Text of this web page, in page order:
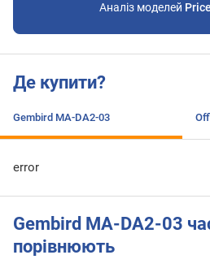
Аналіз моделей
Де купити?
Gembird MA-DA2-03
error
Gembird MA-DA2-03
порівнюють